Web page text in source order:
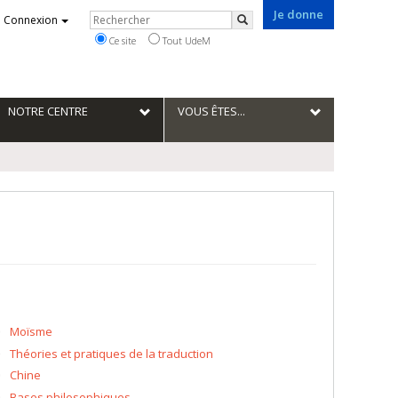
Je donne
Connexion Rechercher
Rechercher
Ce site Tout UdeM
NOTRE CENTRE VOUS ÊTES...
Moïsme
Théories et pratiques de la traduction
Chine